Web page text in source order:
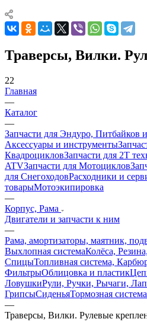
Траверсы, Вилки.
22
Главная
—
Каталог
—
Запчасти для Эндуро, Питбайков
Аксессуары и инструменты
КвадроцикловЗапчасти для 2T
ATVЗапчасти для Мотоциклов
для СнегоходовРасходники и
товарыМотоэкипировка
—
Корпус, Рама
Двигатели и запчасти к ним
—
Рама, амортизаторы, маятник,
Выхлопная системаКолёса,
СпицыТопливная система,
ФильтрыОблицовка и пластик
ЛовушкиРули, Ручки, Рычаги,
ГрипсыСиденьяТормозная система
—
Траверсы, Вилки. Рулевые